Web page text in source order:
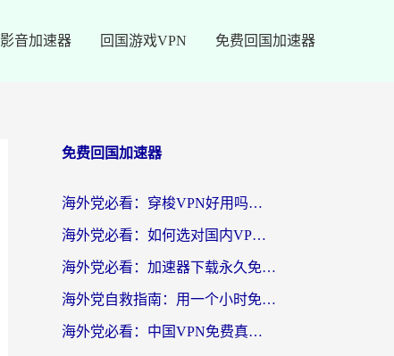
影音加速器 回国游戏VPN 免费回国加速器
免费回国加速器
海外党必看：穿梭VPN好用吗？和云帆VPN对比哪个回国效果更好？附真实测评+避坑指南
海外党必看：如何选对国内VPN，实现无缝访问国内资源？
海外党必看：加速器下载永久免费版真的存在吗？教你无缝访问国内资源的正确姿势
海外党自救指南：用一个小时免费加速器，轻松打破国内资源访问壁垒？
海外党必看：中国VPN免费真的靠谱吗？手把手教你选对回国加速器